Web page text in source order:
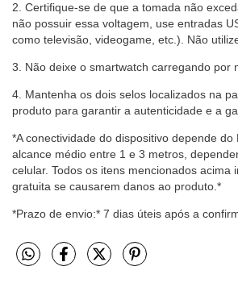
2. Certifique-se de que a tomada não
não possuir essa voltagem, use entradas
como televisão, videogame, etc.). Não
3. Não deixe o smartwatch carregando por
4. Mantenha os dois selos localizados na
produto para garantir a autenticidade e a
*A conectividade do dispositivo depende do
alcance médio entre 1 e 3 metros,
celular. Todos os itens mencionados acima
gratuita se causarem danos ao produto.*
*Prazo de envio:* 7 dias úteis após a